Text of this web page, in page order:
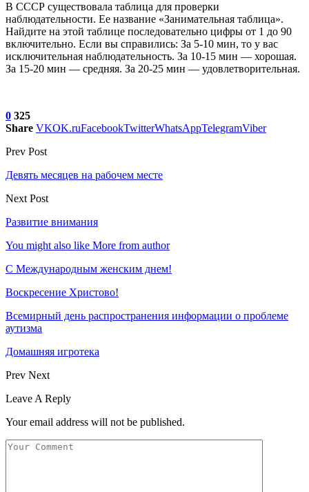
В СССР существовала таблица для проверки
наблюдательности. Ее название «Занимательная таблица».
Найдите на этой таблице последовательно цифры от 1 до 90
включительно. Если вы справились: За 5-10 мин, то у вас
исключительная наблюдательность. За 10-15 мин — хорошая.
За 15-20 мин — средняя. За 20-25 мин — удовлетворительная.
0 325
Share VKOK.ruFacebookTwitterWhatsAppTelegramViber
Prev Post
Девять месяцев на рабочем месте
Next Post
Развитие внимания
You might also like More from author
С Международным женским днем!
Воскресение Xристово!
Всемирный день распространения информации о проблеме
аутизма
Домашняя игротека
Prev Next
Leave A Reply
Your email address will not be published.